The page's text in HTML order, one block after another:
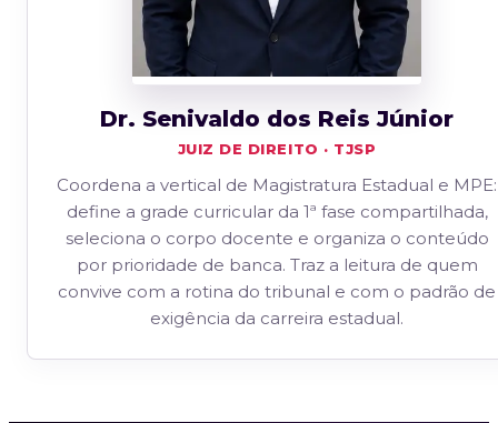
Dr. Senivaldo dos Reis Júnior
JUIZ DE DIREITO · TJSP
Coordena a vertical de Magistratura Estadual e MPE:
define a grade curricular da 1ª fase compartilhada,
seleciona o corpo docente e organiza o conteúdo
por prioridade de banca. Traz a leitura de quem
convive com a rotina do tribunal e com o padrão de
exigência da carreira estadual.